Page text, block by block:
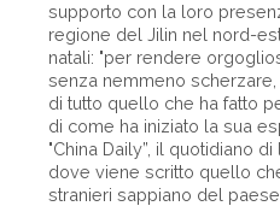
supporto con la loro
regione del Jilin nel nord-
natali: "per rendere
senza nemmeno
di tutto quello che ha fatto
di come ha iniziato la sua
"China Daily”, il quotidiano
dove viene scritto quello
stranieri sappiano del